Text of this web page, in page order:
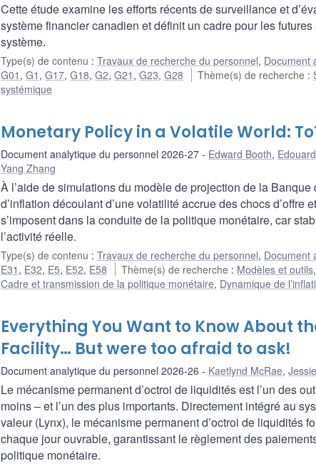
Cette étude examine les efforts récents de surveillance et
système financier canadien et définit un cadre pour les
système.
Type(s) de contenu : Travaux de recherche du personnel, Document
G01 , G1 , G17, G18, G2, G21 , G23, G28 Thème(s) de recherche :
systémique
Monetary Policy in a Volatile World:
Document analytique du personnel 2026-27 Edward Booth,
Yang Zhang
À l’aide de simulations du modèle de projection de la
d’inflation découlant d’une volatilité accrue des chocs
s’imposent dans la conduite de la politique monétaire, car
l’activité réelle.
Type(s) de contenu : Travaux de recherche du personnel, Document
E31 , E32, E5, E52, E58 Thème(s) de recherche : Modèles et outils,
Cadre et transmission de la politique monétaire, Dynamique de
Everything You Want to Know About
Facility… But were too afraid to ask!
Document analytique du personnel 2026-26 Kaetlynd McRae,
Le mécanisme permanent d’octroi de liquidités est l’un des
moins – et l’un des plus importants. Directement intégré au
valeur (Lynx), le mécanisme permanent d’octroi de liquidités
chaque jour ouvrable, garantissant le règlement des
politique monétaire.